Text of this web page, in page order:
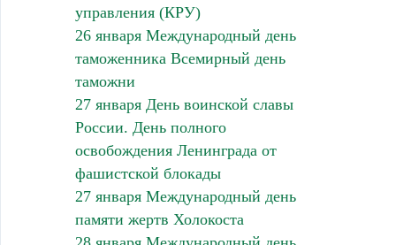
управления (КРУ)
26 января Международный день
таможенника Всемирный день
таможни
27 января День воинской славы
России. День полного
освобождения Ленинграда от
фашистской блокады
27 января Международный день
памяти жертв Холокоста